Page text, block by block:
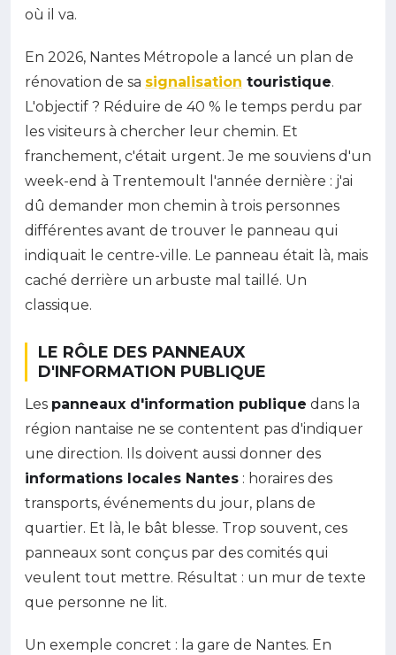
où il va.
En 2026, Nantes Métropole a lancé un plan de
rénovation de sa signalisation touristique.
L'objectif ? Réduire de 40 % le temps perdu par
les visiteurs à chercher leur chemin. Et
franchement, c'était urgent. Je me souviens d'un
week-end à Trentemoult l'année dernière : j'ai
dû demander mon chemin à trois personnes
différentes avant de trouver le panneau qui
indiquait le centre-ville. Le panneau était là, mais
caché derrière un arbuste mal taillé. Un
classique.
LE RÔLE DES PANNEAUX
D'INFORMATION PUBLIQUE
Les panneaux d'information publique dans la
région nantaise ne se contentent pas d'indiquer
une direction. Ils doivent aussi donner des
informations locales Nantes : horaires des
transports, événements du jour, plans de
quartier. Et là, le bât blesse. Trop souvent, ces
panneaux sont conçus par des comités qui
veulent tout mettre. Résultat : un mur de texte
que personne ne lit.
Un exemple concret : la gare de Nantes. En